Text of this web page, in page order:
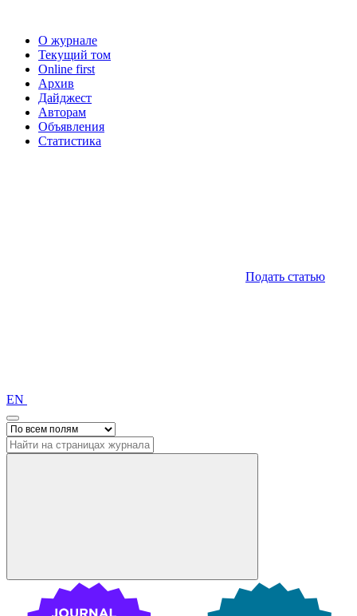
О журнале
Текущий том
Online first
Архив
Дайджест
Авторам
Объявления
Статистика
Подать статью
EN